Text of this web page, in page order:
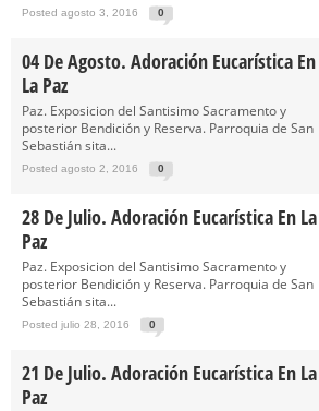
Posted agosto 3, 2016 0
04 De Agosto. Adoración Eucarística En
La Paz
Paz. Exposicion del Santisimo Sacramento y
posterior Bendición y Reserva. Parroquia de San
Sebastián sita...
Posted agosto 2, 2016 0
28 De Julio. Adoración Eucarística En La
Paz
Paz. Exposicion del Santisimo Sacramento y
posterior Bendición y Reserva. Parroquia de San
Sebastián sita...
Posted julio 28, 2016 0
21 De Julio. Adoración Eucarística En La
Paz